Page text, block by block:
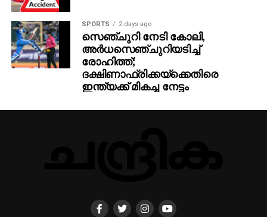
SPORTS 2 days ago
സെഞ്ചുറി നേടി കോലി,
അര്‍ധസെഞ്ചുറിയടിച്ച്
രോഹിത്ത്;
ദക്ഷിണാഫ്രിക്കയ്‌ക്കെതിരെ
ഇന്ത്യക്ക് മികച്ച നേട്ടം